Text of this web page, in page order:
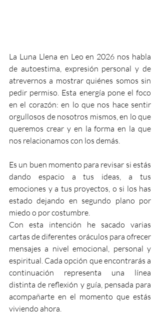
La Luna Llena en Leo en 2026 nos habla
de autoestima, expresión personal y de
atrevernos a mostrar quiénes somos sin
pedir permiso. Esta energía pone el foco
en el corazón: en lo que nos hace sentir
orgullosos de nosotros mismos, en lo que
queremos crear y en la forma en la que
nos relacionamos con los demás.
Es un buen momento para revisar si estás
dando espacio a tus ideas, a tus
emociones y a tus proyectos, o si los has
estado dejando en segundo plano por
miedo o por costumbre.
Con esta intención he sacado varias
cartas de diferentes oráculos para ofrecer
mensajes a nivel emocional, personal y
espiritual. Cada opción que encontrarás a
continuación representa una línea
distinta de reflexión y guía, pensada para
acompañarte en el momento que estás
viviendo ahora.